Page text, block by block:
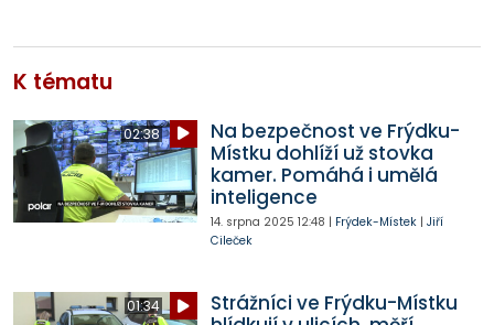
K tématu
02:38
Na bezpečnost ve Frýdku-
Místku dohlíží už stovka
kamer. Pomáhá i umělá
inteligence
14. srpna 2025 12:48 | Frýdek-Místek| Jiří
Cileček
01:34
Strážníci ve Frýdku-Místku